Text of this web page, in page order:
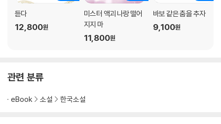
듣다
12,800원
미스터 액괴 나랑 떨어
지지 마
11,800원
바보 같은 춤을 추자
9,100원
관련 분류
eBook 소설 한국소설